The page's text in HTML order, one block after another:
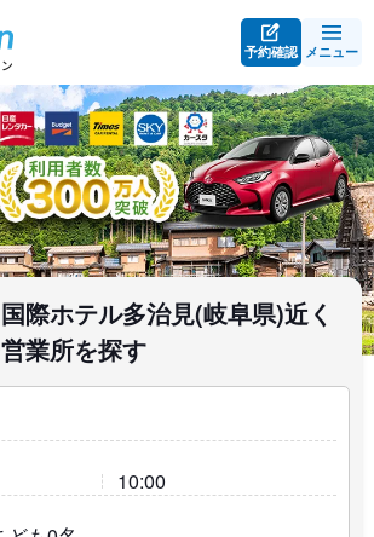
予約確認 メニュー
際ホテル多治見(岐阜県)近く
業所を探す